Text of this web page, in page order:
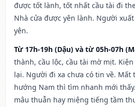
được tốt lành, tốt nhất cầu tài đi
Nhà cửa được yên lành. Người
yên.
Từ 17h-19h (Dậu) và từ 05h-07h
thành, cầu lộc, cầu tài mờ mịt.
lại. Người đi xa chưa có tin về. Mất
hướng Nam thì tìm nhanh mới
mâu thuẫn hay miệng tiếng tầm